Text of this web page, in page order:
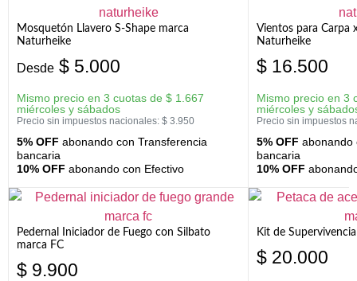
Mosquetón Llavero S-Shape marca
Naturheike
Desde $ 5.000
Mismo precio en 3 cuotas de $ 1.667
miércoles y sábados
Precio sin impuestos nacionales: $ 3.950
5% OFF abonando con Transferencia
bancaria
10% OFF abonando con Efectivo
Vientos para Carpa
Naturheike
$ 16.500
Mismo precio en 3
miércoles y
Precio sin impuestos
5% OFF abonando
bancaria
10% OFF
Pedernal Iniciador de Fuego con Silbato
marca FC
$ 9.900
Kit de
$ 20.000